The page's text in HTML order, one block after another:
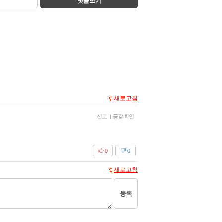
새로고침
신고 | 공감 확인
0
0
새로고침
등록